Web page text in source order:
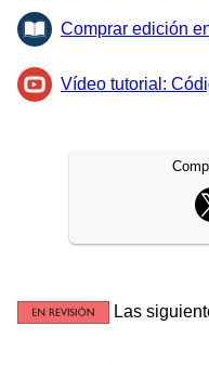
Comprar edición
Vídeo tutorial:
Las